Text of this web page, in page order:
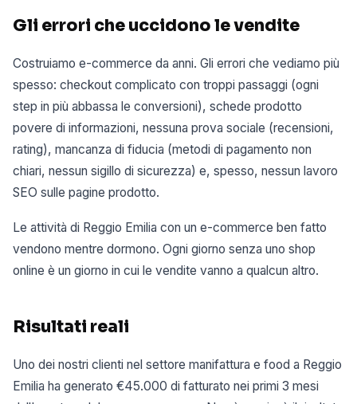
Gli errori che uccidono le vendite
Costruiamo e-commerce da anni. Gli errori che vediamo più
spesso: checkout complicato con troppi passaggi (ogni
step in più abbassa le conversioni), schede prodotto
povere di informazioni, nessuna prova sociale (recensioni,
rating), mancanza di fiducia (metodi di pagamento non
chiari, nessun sigillo di sicurezza) e, spesso, nessun lavoro
SEO sulle pagine prodotto.
Le attività di Reggio Emilia con un e-commerce ben fatto
vendono mentre dormono. Ogni giorno senza uno shop
online è un giorno in cui le vendite vanno a qualcun altro.
Risultati reali
Uno dei nostri clienti nel settore manifattura e food a Reggio
Emilia ha generato €45.000 di fatturato nei primi 3 mesi